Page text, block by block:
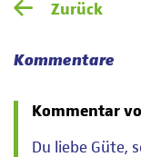
Zurück
Kommentare
Kommentar
Du liebe Güte,